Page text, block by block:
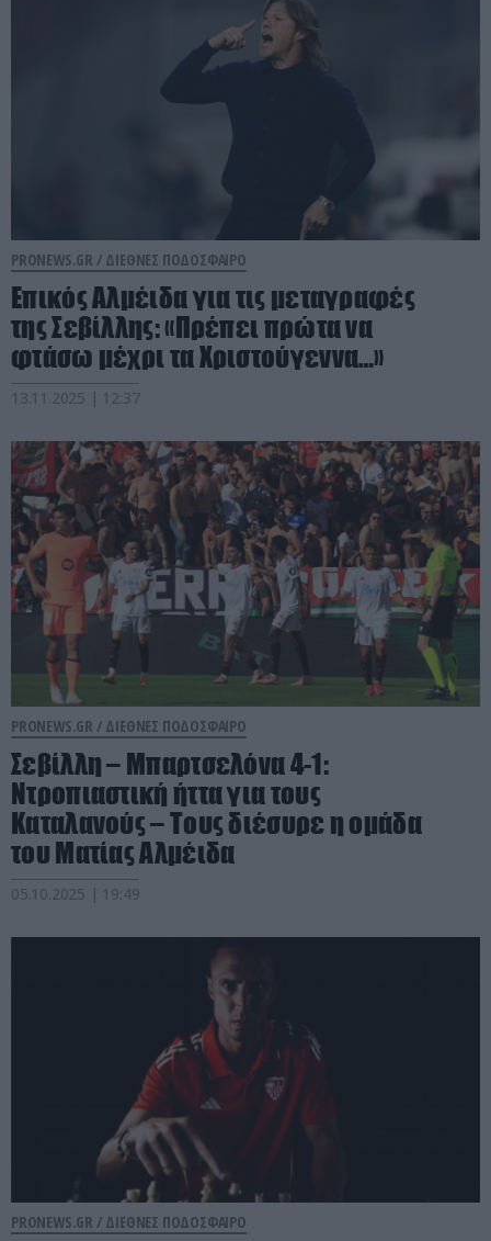
PRONEWS.GR / ΔΙΕΘΝΕΣ ΠΟΔΟΣΦΑΙΡΟ
Επικός Αλμέιδα για τις μεταγραφές
της Σεβίλλης: «Πρέπει πρώτα να
φτάσω μέχρι τα Χριστούγεννα…»
13.11.2025 | 12:37
PRONEWS.GR / ΔΙΕΘΝΕΣ ΠΟΔΟΣΦΑΙΡΟ
Σεβίλλη – Μπαρτσελόνα 4-1:
Ντροπιαστική ήττα για τους
Καταλανούς – Τους διέσυρε η ομάδα
του Ματίας Αλμέιδα
05.10.2025 | 19:49
PRONEWS.GR / ΔΙΕΘΝΕΣ ΠΟΔΟΣΦΑΙΡΟ